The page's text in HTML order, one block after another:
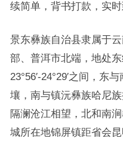
续简单，背书打款，实时
景东彝族自治县隶属于
部、普洱市北端，地处东
23°56′-24°29′之间，东
壤，南与镇沅彝族哈尼
隔澜沧江相望，北和南
城所在地锦屏镇距省会